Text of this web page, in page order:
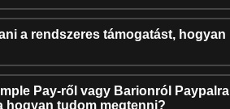
a rendszeres támogatást, hogyan
Pay-ről vagy Barionról Paypalra
hogyan tudom megtenni?